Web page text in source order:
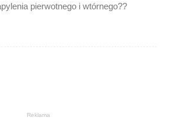
pierwotnego i wtórnego??
Reklama